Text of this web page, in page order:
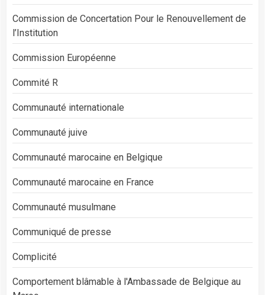
Commission de Concertation Pour le Renouvellement de
l’Institution
Commission Européenne
Commité R
Communauté internationale
Communauté juive
Communauté marocaine en Belgique
Communauté marocaine en France
Communauté musulmane
Communiqué de presse
Complicité
Comportement blâmable à l'Ambassade de Belgique au